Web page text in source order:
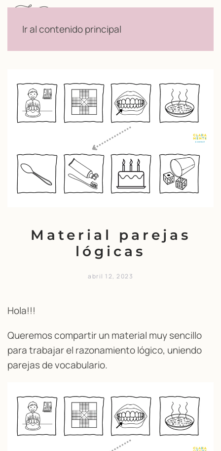
Ir al contenido principal
Material parejas
lógicas
abril 12, 2023
Hola!!!
Queremos compartir un material muy sencillo
para trabajar el razonamiento lógico, uniendo
parejas de vocabulario.